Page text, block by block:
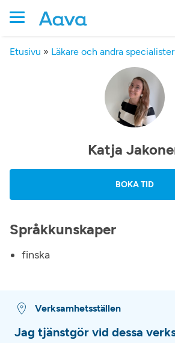
Etusivu » Läkare och andra specialister
Katja
BOKA TID
Språkkunskaper
finska
Verksamhetsställen
Jag tjänstgör vid dessa